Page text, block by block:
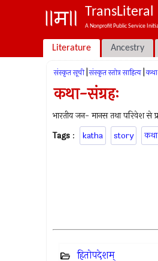
TransLiteral
A Nonprofit Public Service
Literature Ancestry
संस्कृत सूची संस्कृत स्तोत्र साहित्य
कथा-संग्रहः
भारतीय जन- मानस तथा परिवेश से
Tags : katha story कथा
हितोपदेशम्